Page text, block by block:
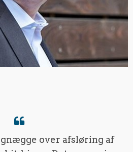
over afsløring af